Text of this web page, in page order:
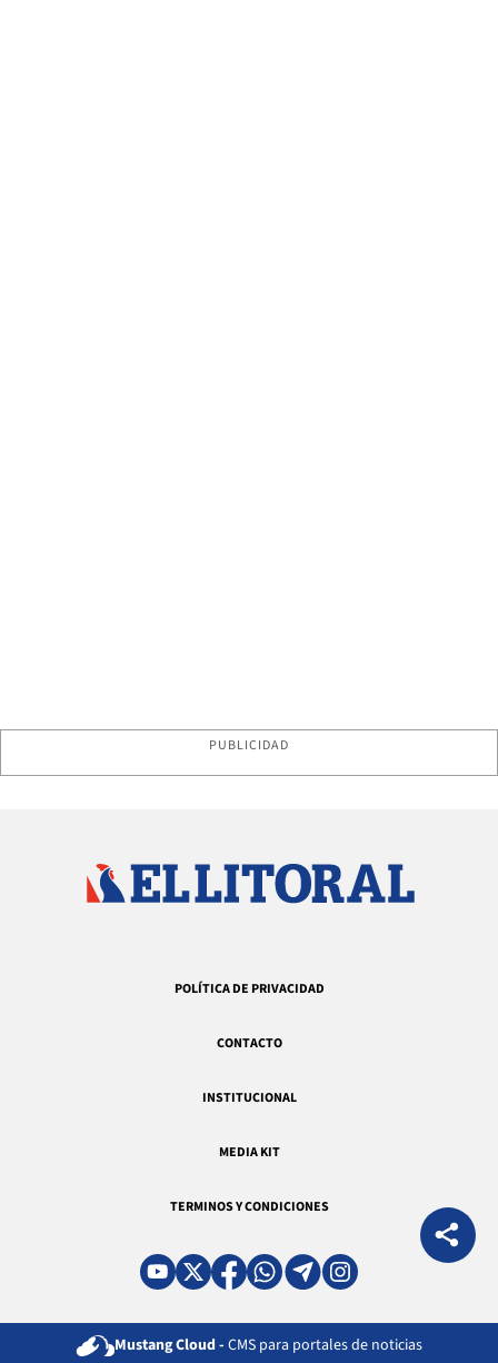
PUBLICIDAD
POLÍTICA DE PRIVACIDAD
CONTACTO
INSTITUCIONAL
MEDIA KIT
TERMINOS Y CONDICIONES
Mustang Cloud - CMS para portales de noticias